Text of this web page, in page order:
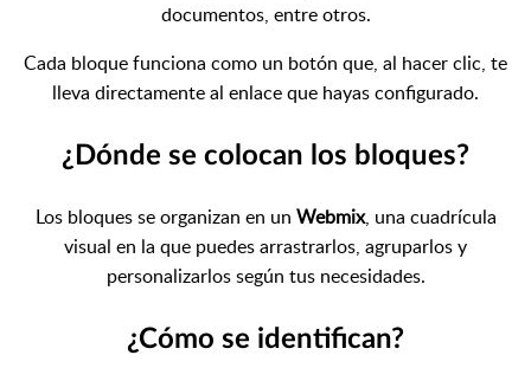
documentos, entre otros.
Cada bloque funciona como un botón que, al hacer clic, te
lleva directamente al enlace que hayas configurado.
¿Dónde se colocan los bloques?
Los bloques se organizan en un Webmix, una cuadrícula
visual en la que puedes arrastrarlos, agruparlos y
personalizarlos según tus necesidades.
¿Cómo se identifican?